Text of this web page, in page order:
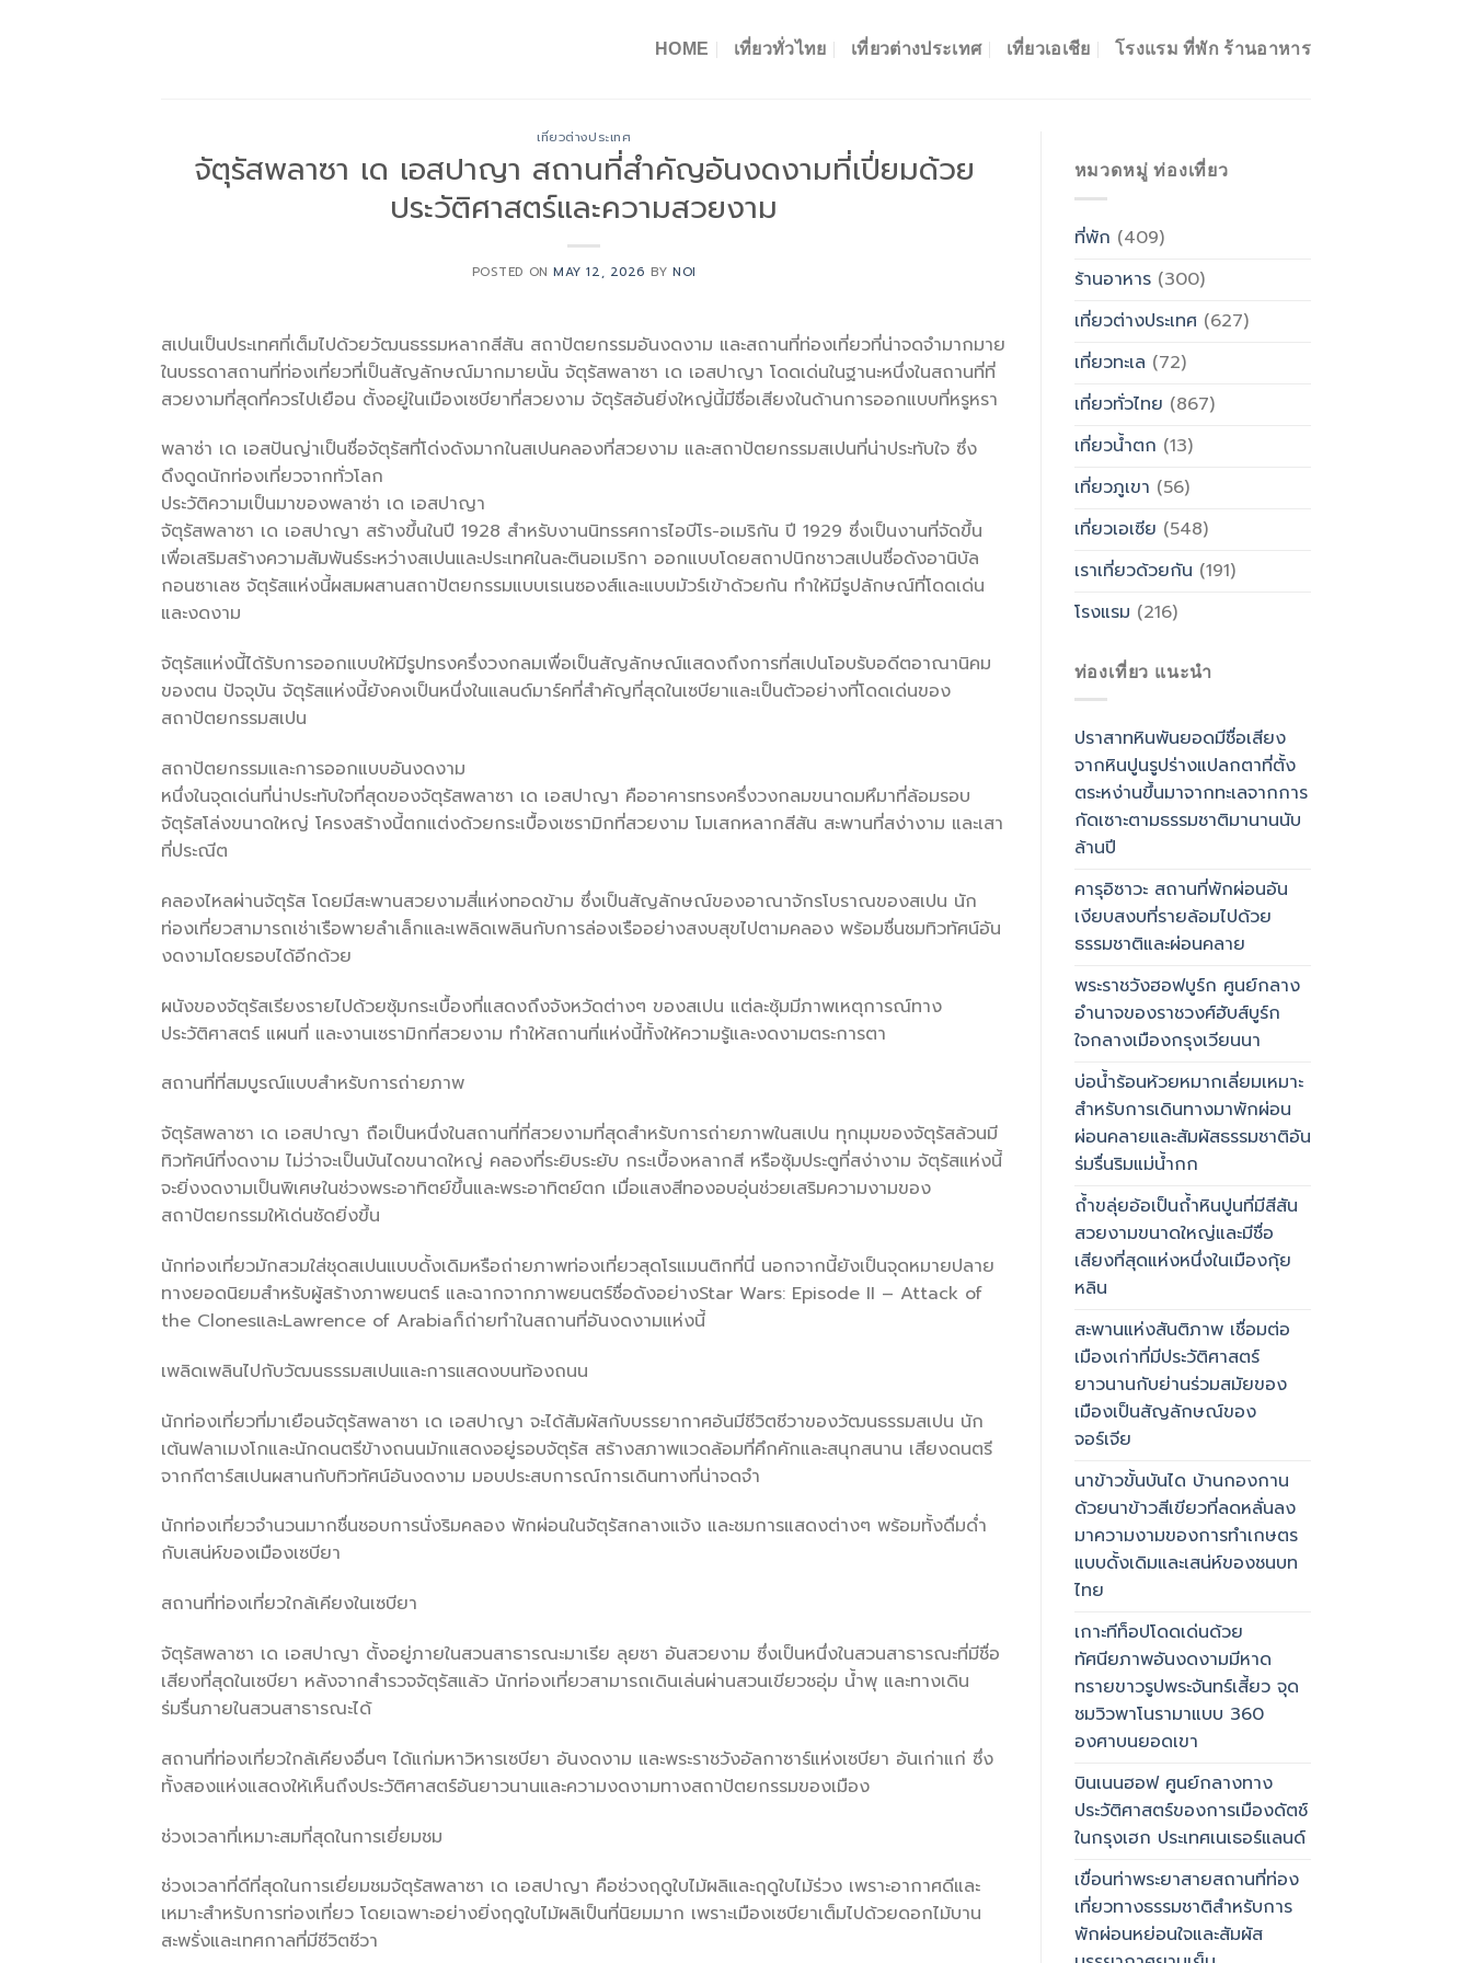
HOME เที่ยวทั่วไทย เที่ยวต่างประเทศ เที่ยวเอเชีย โรงแรม ที่พัก ร้านอาหาร
เที่ยวต่างประเทศ
จัตุรัสพลาซา เด เอสปาญา สถานที่สำคัญอันงดงามที่เปี่ยมด้วย
ประวัติศาสตร์และความสวยงาม
POSTED ONMAY 12, 2026 BYNOI
สเปนเป็นประเทศที่เต็มไปด้วยวัฒนธรรมหลากสีสัน สถาปัตยกรรมอันงดงาม และสถานที่ท่องเที่ยวที่น่าจดจำมากมาย
ในบรรดาสถานที่ท่องเที่ยวที่เป็นสัญลักษณ์มากมายนั้น จัตุรัสพลาซา เด เอสปาญา โดดเด่นในฐานะหนึ่งในสถานที่ที่
สวยงามที่สุดที่ควรไปเยือน ตั้งอยู่ในเมืองเซบียาที่สวยงาม จัตุรัสอันยิ่งใหญ่นี้มีชื่อเสียงในด้านการออกแบบที่หรูหรา
พลาซ่า เด เอสปันญ่าเป็นชื่อจัตุรัสที่โด่งดังมากในสเปนคลองที่สวยงาม และสถาปัตยกรรมสเปนที่น่าประทับใจ ซึ่ง
ดึงดูดนักท่องเที่ยวจากทั่วโลก
ประวัติความเป็นมาของพลาซ่า เด เอสปาญา
จัตุรัสพลาซา เด เอสปาญา สร้างขึ้นในปี 1928 สำหรับงานนิทรรศการไอบีโร-อเมริกัน ปี 1929 ซึ่งเป็นงานที่จัดขึ้น
เพื่อเสริมสร้างความสัมพันธ์ระหว่างสเปนและประเทศในละตินอเมริกา ออกแบบโดยสถาปนิกชาวสเปนชื่อดังอานิบัล
กอนซาเลซ จัตุรัสแห่งนี้ผสมผสานสถาปัตยกรรมแบบเรเนซองส์และแบบมัวร์เข้าด้วยกัน ทำให้มีรูปลักษณ์ที่โดดเด่น
และงดงาม
จัตุรัสแห่งนี้ได้รับการออกแบบให้มีรูปทรงครึ่งวงกลมเพื่อเป็นสัญลักษณ์แสดงถึงการที่สเปนโอบรับอดีตอาณานิคม
ของตน ปัจจุบัน จัตุรัสแห่งนี้ยังคงเป็นหนึ่งในแลนด์มาร์คที่สำคัญที่สุดในเซบียาและเป็นตัวอย่างที่โดดเด่นของ
สถาปัตยกรรมสเปน
สถาปัตยกรรมและการออกแบบอันงดงาม
หนึ่งในจุดเด่นที่น่าประทับใจที่สุดของจัตุรัสพลาซา เด เอสปาญา คืออาคารทรงครึ่งวงกลมขนาดมหึมาที่ล้อมรอบ
จัตุรัสโล่งขนาดใหญ่ โครงสร้างนี้ตกแต่งด้วยกระเบื้องเซรามิกที่สวยงาม โมเสกหลากสีสัน สะพานที่สง่างาม และเสา
ที่ประณีต
คลองไหลผ่านจัตุรัส โดยมีสะพานสวยงามสี่แห่งทอดข้าม ซึ่งเป็นสัญลักษณ์ของอาณาจักรโบราณของสเปน นัก
ท่องเที่ยวสามารถเช่าเรือพายลำเล็กและเพลิดเพลินกับการล่องเรืออย่างสงบสุขไปตามคลอง พร้อมชื่นชมทิวทัศน์อัน
งดงามโดยรอบได้อีกด้วย
ผนังของจัตุรัสเรียงรายไปด้วยซุ้มกระเบื้องที่แสดงถึงจังหวัดต่างๆ ของสเปน แต่ละซุ้มมีภาพเหตุการณ์ทาง
ประวัติศาสตร์ แผนที่ และงานเซรามิกที่สวยงาม ทำให้สถานที่แห่งนี้ทั้งให้ความรู้และงดงามตระการตา
สถานที่ที่สมบูรณ์แบบสำหรับการถ่ายภาพ
จัตุรัสพลาซา เด เอสปาญา ถือเป็นหนึ่งในสถานที่ที่สวยงามที่สุดสำหรับการถ่ายภาพในสเปน ทุกมุมของจัตุรัสล้วนมี
ทิวทัศน์ที่งดงาม ไม่ว่าจะเป็นบันไดขนาดใหญ่ คลองที่ระยิบระยับ กระเบื้องหลากสี หรือซุ้มประตูที่สง่างาม จัตุรัสแห่งนี้
จะยิ่งงดงามเป็นพิเศษในช่วงพระอาทิตย์ขึ้นและพระอาทิตย์ตก เมื่อแสงสีทองอบอุ่นช่วยเสริมความงามของ
สถาปัตยกรรมให้เด่นชัดยิ่งขึ้น
นักท่องเที่ยวมักสวมใส่ชุดสเปนแบบดั้งเดิมหรือถ่ายภาพท่องเที่ยวสุดโรแมนติกที่นี่ นอกจากนี้ยังเป็นจุดหมายปลาย
ทางยอดนิยมสำหรับผู้สร้างภาพยนตร์ และฉากจากภาพยนตร์ชื่อดังอย่างStar Wars: Episode II – Attack of
the ClonesและLawrence of Arabiaก็ถ่ายทำในสถานที่อันงดงามแห่งนี้
เพลิดเพลินไปกับวัฒนธรรมสเปนและการแสดงบนท้องถนน
นักท่องเที่ยวที่มาเยือนจัตุรัสพลาซา เด เอสปาญา จะได้สัมผัสกับบรรยากาศอันมีชีวิตชีวาของวัฒนธรรมสเปน นัก
เต้นฟลาเมงโกและนักดนตรีข้างถนนมักแสดงอยู่รอบจัตุรัส สร้างสภาพแวดล้อมที่คึกคักและสนุกสนาน เสียงดนตรี
จากกีตาร์สเปนผสานกับทิวทัศน์อันงดงาม มอบประสบการณ์การเดินทางที่น่าจดจำ
นักท่องเที่ยวจำนวนมากชื่นชอบการนั่งริมคลอง พักผ่อนในจัตุรัสกลางแจ้ง และชมการแสดงต่างๆ พร้อมทั้งดื่มด่ำ
กับเสน่ห์ของเมืองเซบียา
สถานที่ท่องเที่ยวใกล้เคียงในเซบียา
จัตุรัสพลาซา เด เอสปาญา ตั้งอยู่ภายในสวนสาธารณะมาเรีย ลุยซา อันสวยงาม ซึ่งเป็นหนึ่งในสวนสาธารณะที่มีชื่อ
เสียงที่สุดในเซบียา หลังจากสำรวจจัตุรัสแล้ว นักท่องเที่ยวสามารถเดินเล่นผ่านสวนเขียวชอุ่ม น้ำพุ และทางเดิน
ร่มรื่นภายในสวนสาธารณะได้
สถานที่ท่องเที่ยวใกล้เคียงอื่นๆ ได้แก่มหาวิหารเซบียา อันงดงาม และพระราชวังอัลกาซาร์แห่งเซบียา อันเก่าแก่ ซึ่ง
ทั้งสองแห่งแสดงให้เห็นถึงประวัติศาสตร์อันยาวนานและความงดงามทางสถาปัตยกรรมของเมือง
ช่วงเวลาที่เหมาะสมที่สุดในการเยี่ยมชม
ช่วงเวลาที่ดีที่สุดในการเยี่ยมชมจัตุรัสพลาซา เด เอสปาญา คือช่วงฤดูใบไม้ผลิและฤดูใบไม้ร่วง เพราะอากาศดีและ
เหมาะสำหรับการท่องเที่ยว โดยเฉพาะอย่างยิ่งฤดูใบไม้ผลิเป็นที่นิยมมาก เพราะเมืองเซบียาเต็มไปด้วยดอกไม้บาน
สะพรั่งและเทศกาลที่มีชีวิตชีวา
หมวดหมู่ ท่องเที่ยว
ที่พัก (409)
ร้านอาหาร(300)
เที่ยวต่างประเทศ(627)
เที่ยวทะเล (72)
เที่ยวทั่วไทย (867)
เที่ยวน้ำตก (13)
เที่ยวภูเขา (56)
เที่ยวเอเซีย (548)
เราเที่ยวด้วยกัน (191)
โรงแรม (216)
ท่องเที่ยว แนะนำ
ปราสาทหินพันยอดมีชื่อเสียง
จากหินปูนรูปร่างแปลกตาที่ตั้ง
ตระหง่านขึ้นมาจากทะเลจากการ
กัดเซาะตามธรรมชาติมานานนับ
ล้านปี
คารุอิซาวะ สถานที่พักผ่อนอัน
เงียบสงบที่รายล้อมไปด้วย
ธรรมชาติและผ่อนคลาย
พระราชวังฮอฟบูร์ก ศูนย์กลาง
อำนาจของราชวงศ์ฮับส์บูร์ก
ใจกลางเมืองกรุงเวียนนา
บ่อน้ำร้อนห้วยหมากเลี่ยมเหมาะ
สำหรับการเดินทางมาพักผ่อน
ผ่อนคลายและสัมผัสธรรมชาติอัน
ร่มรื่นริมแม่น้ำกก
ถ้ำขลุ่ยอ้อเป็นถ้ำหินปูนที่มีสีสัน
สวยงามขนาดใหญ่และมีชื่อ
เสียงที่สุดแห่งหนึ่งในเมืองกุ้ย
หลิน
สะพานแห่งสันติภาพ เชื่อมต่อ
เมืองเก่าที่มีประวัติศาสตร์
ยาวนานกับย่านร่วมสมัยของ
เมืองเป็นสัญลักษณ์ของ
จอร์เจีย
นาข้าวขั้นบันได บ้านกองกาน
ด้วยนาข้าวสีเขียวที่ลดหลั่นลง
มาความงามของการทำเกษตร
แบบดั้งเดิมและเสน่ห์ของชนบท
ไทย
เกาะทีท็อปโดดเด่นด้วย
ทัศนียภาพอันงดงามมีหาด
ทรายขาวรูปพระจันทร์เสี้ยว จุด
ชมวิวพาโนรามาแบบ 360
องศาบนยอดเขา
บินเนนฮอฟ ศูนย์กลางทาง
ประวัติศาสตร์ของการเมืองดัตช์
ในกรุงเฮก ประเทศเนเธอร์แลนด์
เขื่อนท่าพระยาสายสถานที่ท่อง
เที่ยวทางธรรมชาติสำหรับการ
พักผ่อนหย่อนใจและสัมผัส